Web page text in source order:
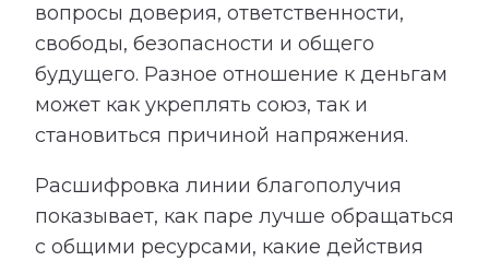
вопросы доверия, ответственности,
свободы, безопасности и общего
будущего. Разное отношение к деньгам
может как укреплять союз, так и
становиться причиной напряжения.
Расшифровка линии благополучия
показывает, как паре лучше обращаться
с общими ресурсами, какие действия